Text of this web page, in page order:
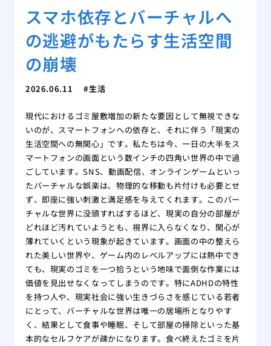
スマホ依存とバーチャルへ
の逃避がもたらす生活空間
の崩壊
2026.06.11 生活
現代におけるゴミ屋敷増加の新たな要因として無視できな
いのが、スマートフォンへの依存と、それに伴う「現実の
生活空間への無関心」です。私たちは今、一日の大半をス
マートフォンの画面という数インチの四角い世界の中で過
ごしています。SNS、動画配信、オンラインゲームといっ
たバーチャルな娯楽は、物理的な移動も片付けも必要とせ
ず、即座に強い刺激と満足感を与えてくれます。このバー
チャルな世界に没頭すればするほど、現実の自分の部屋が
どれほど汚れていようとも、視界に入らなくなり、関心が
薄れていくという現象が起きています。画面の中の整えら
れた美しい世界や、ゲーム内のレベルアップには熱中でき
ても、現実のゴミを一つ拾うという地味で面倒な作業には
価値を見出せなくなってしまうのです。特にADHDの特性
を持つ人や、現実社会に強い生きづらさを感じている若者
にとって、バーチャルな世界は唯一の居場所となりやす
く、結果として食事や睡眠、そして部屋の掃除といった基
本的なセルフケアが疎かになります。食べ終えたゴミを片